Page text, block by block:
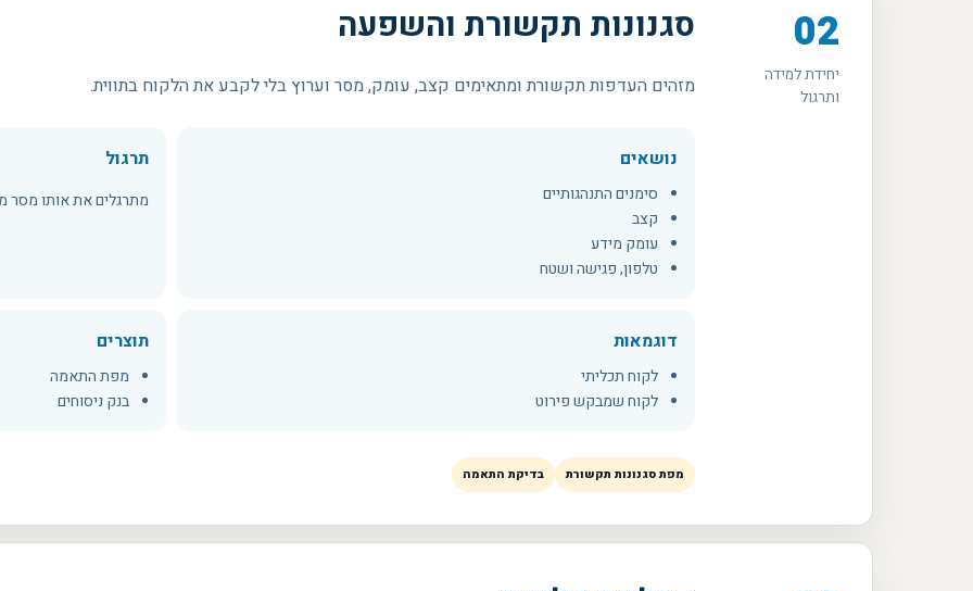
02
יחידת למידה
ותרגול
סגנונות תקשורת והשפעה
מזהים העדפות תקשורת ומתאימים קצב, עומק, מסר וערוץ בלי לקבע את הלקוח בתווית.
נושאים
סימנים התנהגותיים
קצב
עומק מידע
טלפון, פגישה ושטח
תרגול
מתרגלים את אותו מסר
דוגמאות
לקוח תכליתי
לקוח שמבקש פירוט
תוצרים
מפת התאמה
בנק ניסוחים
מפת סגנונות תקשורת בדיקת התאמה